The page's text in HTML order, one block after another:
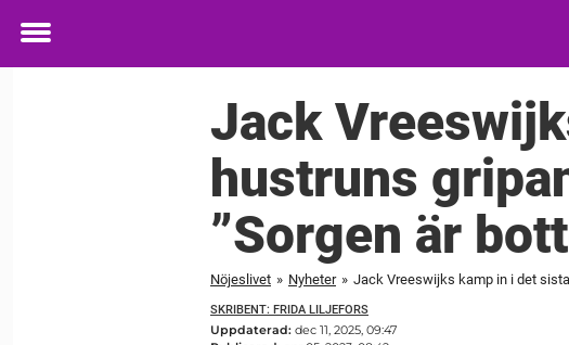
Toggle
Jack
hustruns
”Sorgen är
Nöjeslivet » Nyheter » Jack Vreeswijks kamp in i det
SKRIBENT: FRIDA LILJEFORS
Uppdaterad: dec 11, 2025, 09:47